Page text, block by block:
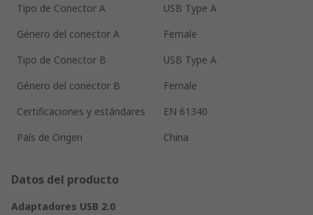
Tipo de Conector A
USB Type A
Género del conector A
Female
Tipo de Conector B
USB Type A
Género del conector B
Female
Certificaciones y estándares
EN 61340
País de Origen
China
Datos del producto
Adaptadores USB 2.0